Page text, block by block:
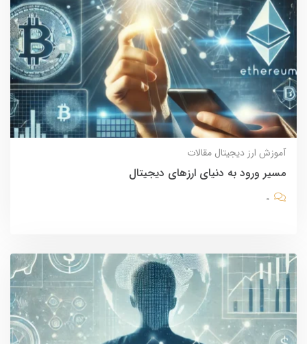
آموزش ارز دیجیتال مقالات
مسیر ورود به دنیای ارزهای دیجیتال
0